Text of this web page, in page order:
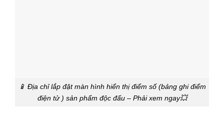
📱 Địa chỉ lắp đặt màn hình hiển thị điểm số (bảng ghi điểm
điện tử ) sản phẩm độc đấu – Phải xem ngay💥